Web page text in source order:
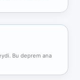
Bu deprem ana